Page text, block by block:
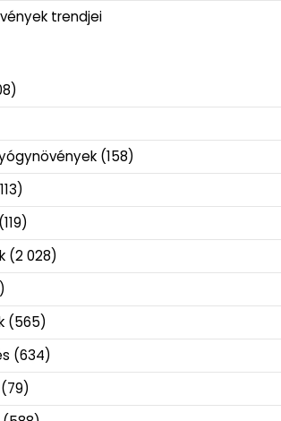
trendjei
(158)
(119)
(2 028)
(565)
(634)
(79)